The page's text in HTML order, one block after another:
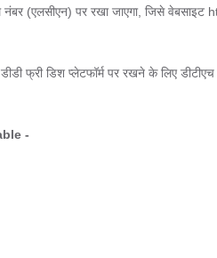
(एलसीएन) पर रखा जाएगा, जिसे
फ्री डिश प्लेटफॉर्म पर रखने के लिए
-